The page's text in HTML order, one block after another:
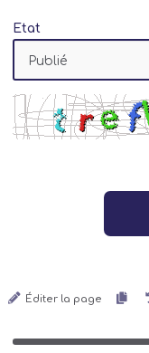
Etat
Éditer la page